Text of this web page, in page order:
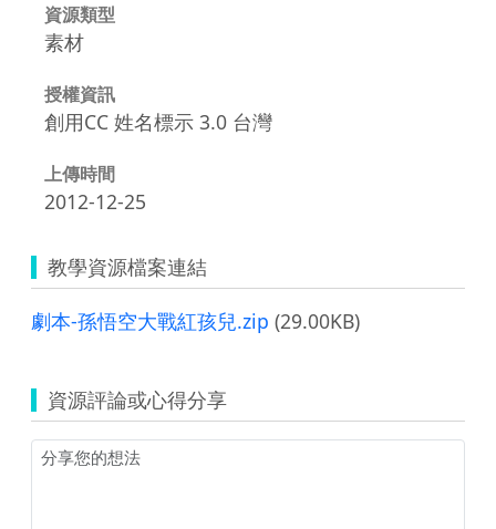
資源類型
素材
授權資訊
創用CC 姓名標示 3.0 台灣
上傳時間
2012-12-25
教學資源檔案連結
劇本-孫悟空大戰紅孩兒.zip (29.00KB)
資源評論或心得分享